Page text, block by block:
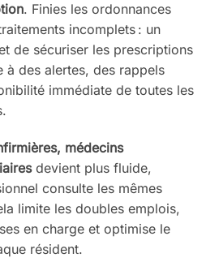
. Finies les ordonnances
incomplets : un
de sécuriser les prescriptions
à des alertes, des rappels
immédiate de toutes les
médecins
devient plus fluide,
consulte les mêmes
limite les doubles emplois,
en charge et optimise le
résident.